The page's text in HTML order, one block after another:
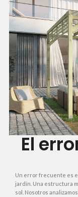
El
Un error frecuente es
jardín. Una estructura
sol. Nosotros